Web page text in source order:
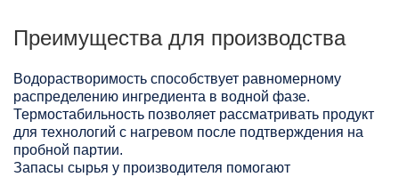
Преимущества для производства
Водорастворимость способствует равномерному
распределению ингредиента в водной фазе.
Термостабильность позволяет рассматривать продукт
для технологий с нагревом после подтверждения на
пробной партии.
Запасы сырья у производителя помогают